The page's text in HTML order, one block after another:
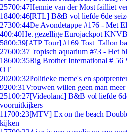
25700:47Hennie van der Most failliet
18400:46[RTL] B&B vol liefde 6de
27300:44De Avondetappe #176 - Met
400:40Het gezellige Eurojackpot
5800:39[ATP Tour] #169 Tosti Tallon
27600:37Tropisch aquarium #73 - Het
18600:35Big Brother International #
OT
20200:32Politieke meme's en
9200:31Vrouwen willen geen man meer
25100:27[Videoland] B&B vol liefde
vooruitkijkers
11700:23[MTV] Ex on the beach
kijken